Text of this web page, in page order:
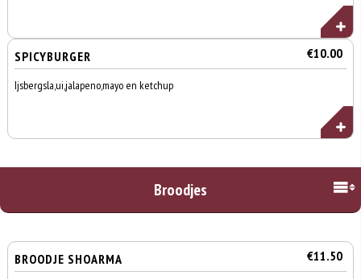
SPICYBURGER €10.00
Ijsbergsla,ui,jalapeno,mayo en ketchup
Broodjes
BROODJE SHOARMA €11.50